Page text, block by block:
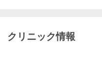
クリニック情報